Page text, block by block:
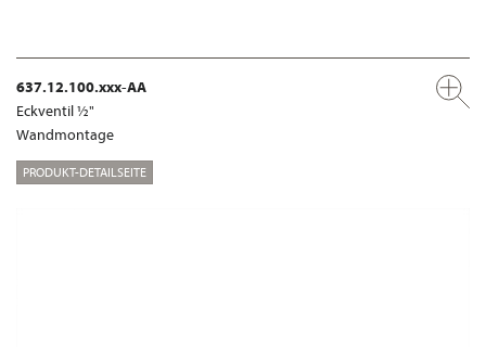
637.12.100.xxx-AA
Eckventil ½"
Wandmontage
PRODUKT-DETAILSEITE